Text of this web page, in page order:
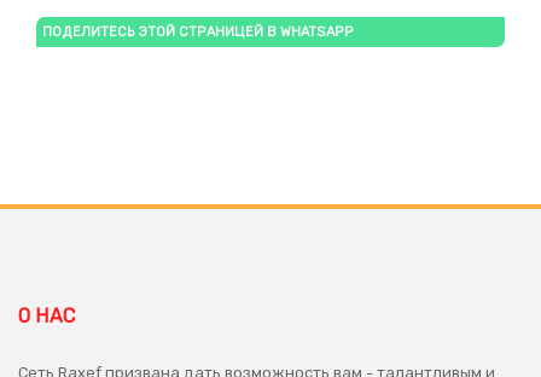
ПОДЕЛИТЕСЬ ЭТОЙ СТРАНИЦЕЙ В WHATSAPP
О НАС
Сеть Raxef призвана дать возможность вам - талантливым и